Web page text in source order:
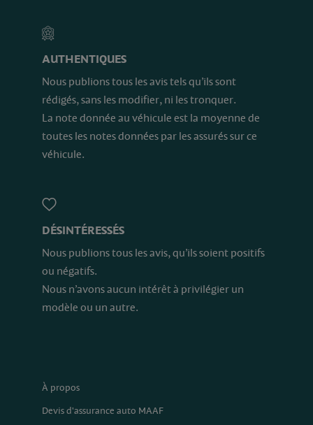
AUTHENTIQUES
Nous publions tous les avis tels qu’ils sont
rédigés, sans les modifier, ni les tronquer.
La note donnée au véhicule est la moyenne de
toutes les notes données par les assurés sur ce
véhicule.
DÉSINTÉRESSÉS
Nous publions tous les avis, qu’ils soient positifs
ou négatifs.
Nous n’avons aucun intérêt à privilégier un
modèle ou un autre.
À propos
Devis d'assurance auto MAAF